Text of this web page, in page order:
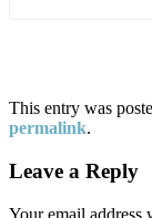
This entry was
permalink.
Leave a Reply
Your email address